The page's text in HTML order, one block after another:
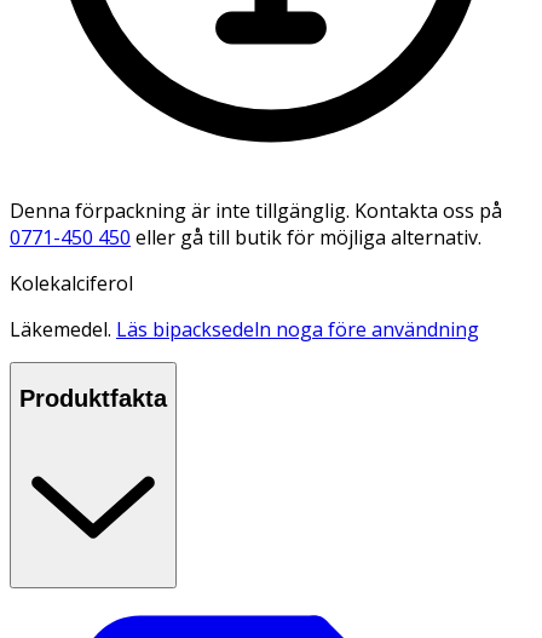
Denna förpackning är inte tillgänglig. Kontakta oss på
0771-450 450 eller gå till butik för möjliga alternativ.
Kolekalciferol
Läkemedel. Läs bipacksedeln noga före användning
Produktfakta